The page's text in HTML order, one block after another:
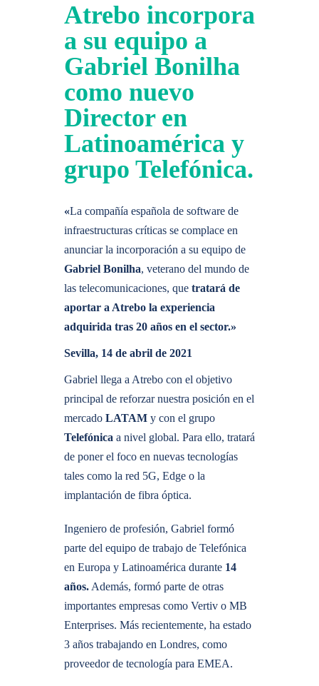
Atrebo incorpora
a su equipo a
Gabriel Bonilha
como nuevo
Director en
Latinoamérica y
grupo Telefónica.
«La compañía española de software de
infraestructuras críticas se complace en
anunciar la incorporación a su equipo de
Gabriel Bonilha, veterano del mundo de
las telecomunicaciones, que tratará de
aportar a Atrebo la experiencia
adquirida tras 20 años en el sector.»
Sevilla, 14 de abril de 2021
Gabriel llega a Atrebo con el objetivo
principal de reforzar nuestra posición en el
mercado LATAM y con el grupo
Telefónica a nivel global. Para ello, tratará
de poner el foco en nuevas tecnologías
tales como la red 5G, Edge o la
implantación de fibra óptica.
Ingeniero de profesión, Gabriel formó
parte del equipo de trabajo de Telefónica
en Europa y Latinoamérica durante 14
años. Además, formó parte de otras
importantes empresas como Vertiv o MB
Enterprises. Más recientemente, ha estado
3 años trabajando en Londres, como
proveedor de tecnología para EMEA.